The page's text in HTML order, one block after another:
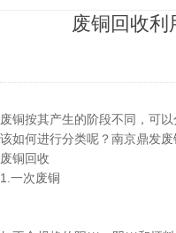
废铜回收利
废铜按其产生的阶段不同，可
该如何进行分类呢？南京鼎发废
废铜回收
1.一次废铜